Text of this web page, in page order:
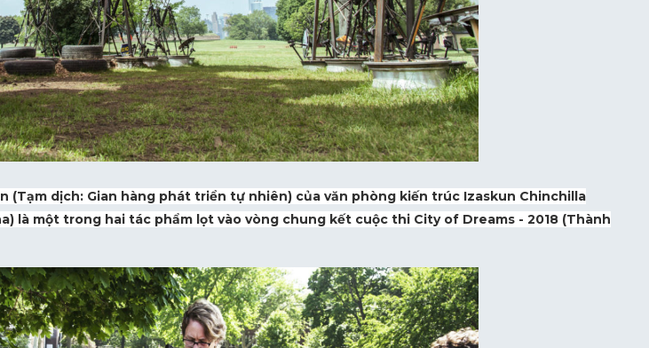
(Tạm dịch: Gian hàng phát triển tự nhiên) của văn phòng kiến trúc Izaskun Chinchilla
là một trong hai tác phẩm lọt vào vòng chung kết cuộc thi City of Dreams - 2018 (Thành